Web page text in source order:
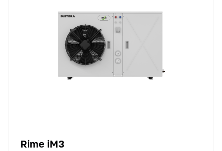
Rime iM3